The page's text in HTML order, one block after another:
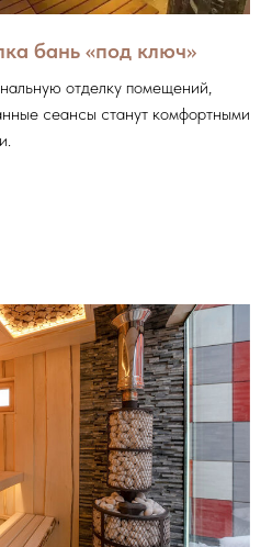
бань «под ключ»
отделку помещений,
сеансы станут комфортными